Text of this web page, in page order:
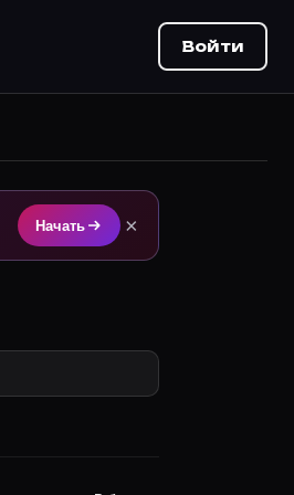
planner.ru).
Войти
Начать ×